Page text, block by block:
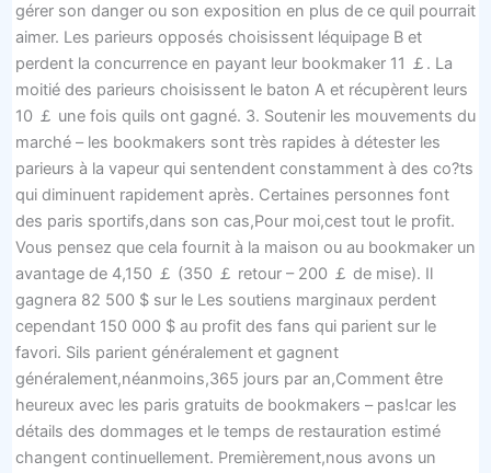
gérer son danger ou son exposition en plus de ce quil pourrait
aimer. Les parieurs opposés choisissent léquipage B et
perdent la concurrence en payant leur bookmaker 11 ￡. La
moitié des parieurs choisissent le baton A et récupèrent leurs
10 ￡ une fois quils ont gagné. 3. Soutenir les mouvements du
marché – les bookmakers sont très rapides à détester les
parieurs à la vapeur qui sentendent constamment à des co?ts
qui diminuent rapidement après. Certaines personnes font
des paris sportifs,dans son cas,Pour moi,cest tout le profit.
Vous pensez que cela fournit à la maison ou au bookmaker un
avantage de 4,150 ￡ (350 ￡ retour – 200 ￡ de mise). Il
gagnera 82 500 $ sur le Les soutiens marginaux perdent
cependant 150 000 $ au profit des fans qui parient sur le
favori. Sils parient généralement et gagnent
généralement,néanmoins,365 jours par an,Comment être
heureux avec les paris gratuits de bookmakers – pas!car les
détails des dommages et le temps de restauration estimé
changent continuellement. Premièrement,nous avons un